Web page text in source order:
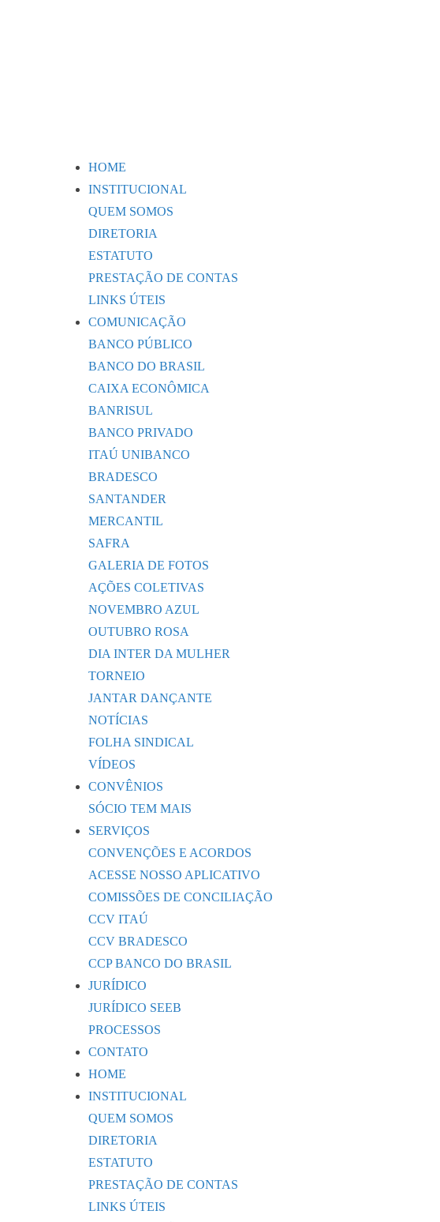
HOME
INSTITUCIONAL
QUEM SOMOS
DIRETORIA
ESTATUTO
PRESTAÇÃO DE CONTAS
LINKS ÚTEIS
COMUNICAÇÃO
BANCO PÚBLICO
BANCO DO BRASIL
CAIXA ECONÔMICA
BANRISUL
BANCO PRIVADO
ITAÚ UNIBANCO
BRADESCO
SANTANDER
MERCANTIL
SAFRA
GALERIA DE FOTOS
AÇÕES COLETIVAS
NOVEMBRO AZUL
OUTUBRO ROSA
DIA INTER DA MULHER
TORNEIO
JANTAR DANÇANTE
NOTÍCIAS
FOLHA SINDICAL
VÍDEOS
CONVÊNIOS
SÓCIO TEM MAIS
SERVIÇOS
CONVENÇÕES E ACORDOS
ACESSE NOSSO APLICATIVO
COMISSÕES DE CONCILIAÇÃO
CCV ITAÚ
CCV BRADESCO
CCP BANCO DO BRASIL
JURÍDICO
JURÍDICO SEEB
PROCESSOS
CONTATO
HOME
INSTITUCIONAL
QUEM SOMOS
DIRETORIA
ESTATUTO
PRESTAÇÃO DE CONTAS
LINKS ÚTEIS